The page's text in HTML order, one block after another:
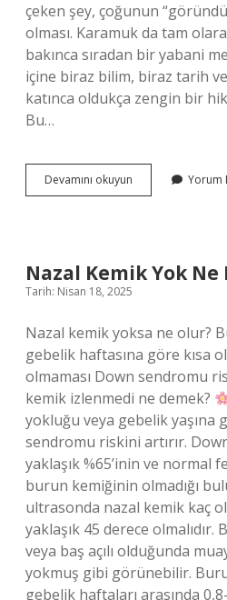
çeken şey, çoğunun
olması. Karamuk da tam
bakınca sıradan bir yabani
içine biraz bilim, biraz tarih
katınca oldukça zengin bir
Bu…
Devamını okuyun Karamuk
otu
Yorum
Nazal Kemik Yok Ne
Tarih: Nisan 18, 2025
Nazal kemik yoksa ne olur?
gebelik haftasına göre kısa
olmaması Down sendromu
kemik izlenmedi ne demek?
yokluğu veya gebelik yaşına
sendromu riskini artırır.
yaklaşık %65’inin ve normal
burun kemiğinin olmadığı
ultrasonda nazal kemik kaç
yaklaşık 45 derece olmalıdır.
veya baş açılı olduğunda
yokmuş gibi görünebilir.
gebelik haftaları arasında